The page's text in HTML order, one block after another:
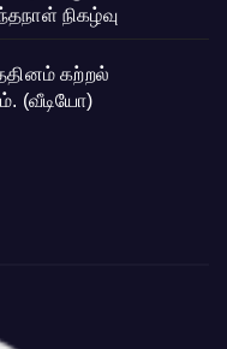
நிகழ்வு
கற்றல்
(வீடியோ)